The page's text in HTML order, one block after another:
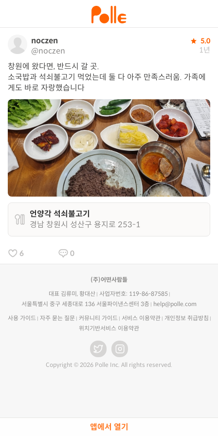
앱에서 열기
noczen
@noczen
5.0
1년
창원에 왔다면, 반드시 갈 곳.
소국밥과 석쇠불고기 먹었는데 둘 다 아주 만족스러움. 가족에
게도 바로 자랑했습니다
언양각 석쇠불고기
경남 창원시 성산구 용지로 253-1
6 0
(주)어떤사람들
대표 김류미, 황대산
사업자번호: 119-86-87585
서울특별시 중구 세종대로 136 서울파이낸스센터 3층
help@polle.com
사용 가이드 자주 묻는 질문 커뮤니티 가이드 서비스 이용약관
개인정보 취급방침
위치기반서비스 이용약관
Copyright © 2026 Polle Inc. All rights reserved.